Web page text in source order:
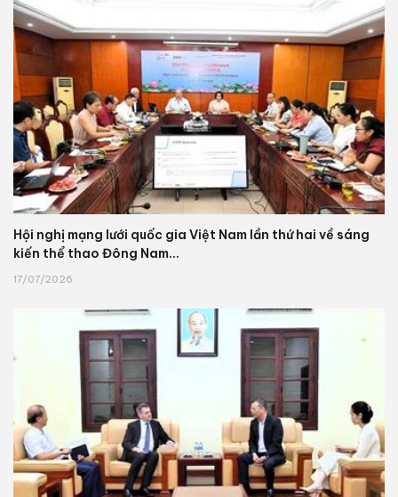
Hội nghị mạng lưới quốc gia Việt Nam lần thứ hai về sáng
kiến thể thao Đông Nam...
17/07/2026